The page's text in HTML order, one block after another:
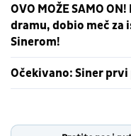
OVO MOŽE SAMO
dramu, dobio meč za
Sinerom!
Očekivano: Siner